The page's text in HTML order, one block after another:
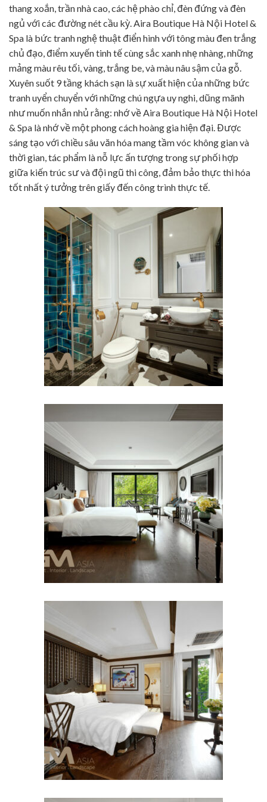
thang xoắn, trần nhà cao, các hệ phào chỉ, đèn đứng và đèn
ngủ với các đường nét cầu kỳ. Aira Boutique Hà Nội Hotel &
Spa là bức tranh nghệ thuật điển hình với tông màu đen trắng
chủ đạo, điểm xuyến tinh tế cùng sắc xanh nhẹ nhàng, những
mảng màu rêu tối, vàng, trắng be, và màu nâu sậm của gỗ.
Xuyên suốt 9 tầng khách sạn là sự xuất hiện của những bức
tranh uyển chuyển với những chú ngựa uy nghi, dũng mãnh
như muốn nhắn nhủ rằng: nhớ về Aira Boutique Hà Nội Hotel
& Spa là nhớ về một phong cách hoàng gia hiện đại. Được
sáng tạo với chiều sâu văn hóa mang tầm vóc không gian và
thời gian, tác phẩm là nỗ lực ấn tượng trong sự phối hợp
giữa kiến trúc sư và đội ngũ thi công, đảm bảo thực thi hóa
tốt nhất ý tưởng trên giấy đến công trình thực tế.